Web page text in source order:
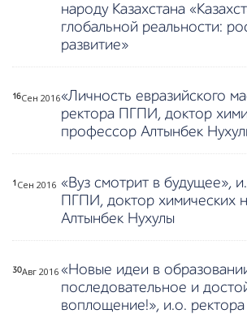
народу Казахстана
глобальной реальности:
развитие»
16Сен 2016«Личность евразийского
ректора ПГПИ, доктор
профессор Алтынбек
1 Сен 2016 «Вуз смотрит в будущее»,
ПГПИ, доктор химических
Алтынбек Нухулы
30Авг 2016 «Новые идеи в
последовательное и
воплощение!», и.о.